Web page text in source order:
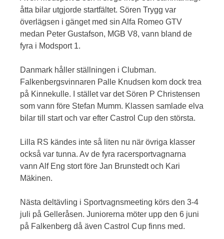
åtta bilar utgjorde startfältet. Sören Trygg var
överlägsen i gänget med sin Alfa Romeo GTV
medan Peter Gustafson, MGB V8, vann bland de
fyra i Modsport 1.
Danmark håller ställningen i Clubman.
Falkenbergsvinnaren Palle Knudsen kom dock trea
på Kinnekulle. I stället var det Sören P Christensen
som vann före Stefan Mumm. Klassen samlade elva
bilar till start och var efter Castrol Cup den största.
Lilla RS kändes inte så liten nu när övriga klasser
också var tunna. Av de fyra racersportvagnarna
vann Alf Eng stort före Jan Brunstedt och Kari
Mäkinen.
Nästa deltävling i Sportvagnsmeeting körs den 3-4
juli på Gelleråsen. Juniorerna möter upp den 6 juni
på Falkenberg då även Castrol Cup finns med.